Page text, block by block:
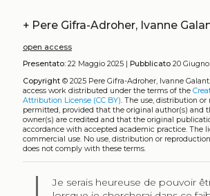
+ Pere Gifra-Adroher, Ivanne
open access
Presentato:22 Maggio 2025 | Pubblicato20 Giugno
Copyright© 2025 Pere Gifra-Adroher, Ivanne Galant.
access work distributed under the terms of the
Attribution License (CC BY). The use, distribution or
permitted, provided that the original author(s) and
owner(s) are credited and that the original
accordance with accepted academic practice. The
commercial use. No use, distribution or
does not comply with these terms.
Je serais heureuse de pouvoir